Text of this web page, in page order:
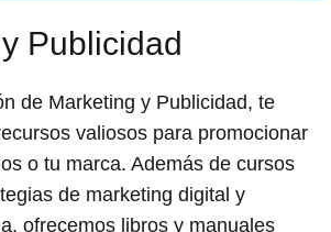
Publicidad
de Marketing y Publicidad, te
valiosos para promocionar
o tu marca. Además de cursos
de marketing digital y
ofrecemos libros y manuales